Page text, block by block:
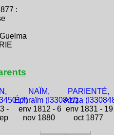
:
-
NAÏM,
Éphraïm (I330847)
env 1812 - 6
nov 1880
PARIENTÉ,
Aziza
env 1831 - 19
oct 1877